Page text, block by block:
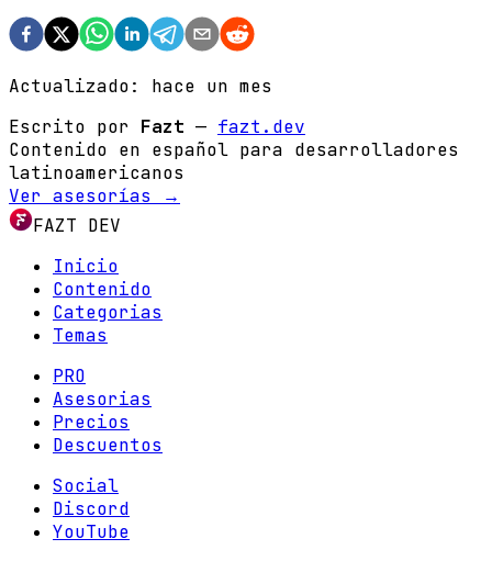
Actualizado: hace un mes
Escrito por Fazt — fazt.dev
Contenido en español para desarrolladores
latinoamericanos
Ver asesorías →
FAZT DEV
Inicio
Contenido
Categorias
Temas
PRO
Asesorias
Precios
Descuentos
Social
Discord
YouTube